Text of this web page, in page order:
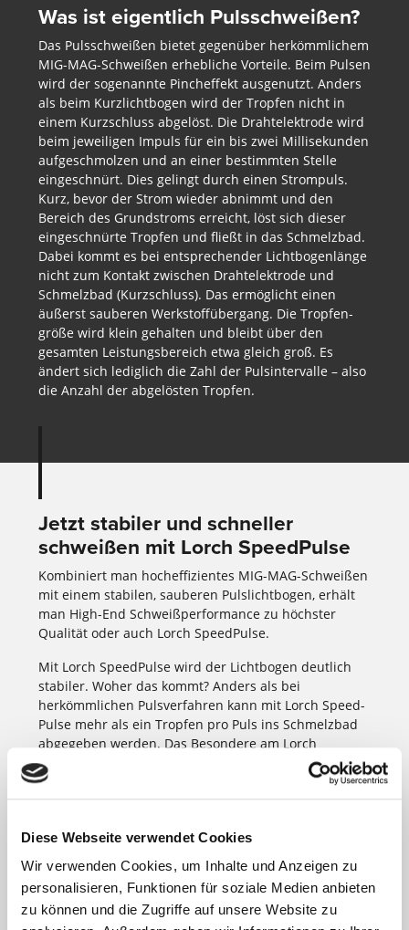
Diese Webseite verwendet Cookies
Wir verwenden Cookies, um Inhalte und Anzeigen zu
personalisieren, Funktionen für soziale Medien anbieten
zu können und die Zugriffe auf unsere Website zu
Was ist eigentlich Pulsschweißen?
Das Pulsschweißen bietet gegenüber herkömmlichem
MIG-MAG-Schweißen erhebliche Vorteile. Beim Pulsen
wird der sogenannte Pinch­effekt ausgenutzt. Anders
als beim Kurz­licht­bogen wird der Tropfen nicht in
einem Kurzschluss abgelöst. Die Drahtelektrode wird
beim jeweiligen Impuls für ein bis zwei Milli­sekunden
aufge­schmolzen und an einer bestimmten Stelle
eingeschnürt. Dies gelingt durch einen Strompuls.
Kurz, bevor der Strom wieder abnimmt und den
Bereich des Grundstroms erreicht, löst sich dieser
eingeschnürte Tropfen und fließt in das Schmelzbad.
Dabei kommt es bei entsprechender Licht­bogen­länge
nicht zum Kontakt zwischen Draht­elektro­de und
Schmelz­bad (Kurz­schluss). Das ermöglicht einen
äußerst sauberen Werkstoffübergang. Die Tropfen­
größe wird klein gehalten und bleibt über den
gesamten Leistungs­bereich etwa gleich groß. Es
ändert sich lediglich die Zahl der Puls­intervalle – also
die Anzahl der abgelösten Tropfen.
Jetzt stabiler und schneller
schweißen mit Lorch SpeedPulse
Kombiniert man hocheffizientes MIG-MAG-Schweißen
mit einem stabilen, sauberen Puls­licht­bogen, erhält
man High-End Schweiß­per­for­mance zu höchster
Qualität oder auch Lorch Speed­Pulse.
Mit Lorch SpeedPulse wird der Licht­bogen deutlich
stabiler. Woher das kommt? Anders als bei
herkömmlichen Puls­verfahren kann mit Lorch Speed­
Pulse mehr als ein Tropfen pro Puls ins Schmelz­bad
abgegeben werden. Das Besondere am Lorch
SpeedPulse: Sie erreichen Abschmelz­leistungen und
Prozess­stabilität wie beim Schweißen mit einem
Sprüh­licht­bogen – mit allen Vorteilen des Puls­
seiteSpeedPulse.